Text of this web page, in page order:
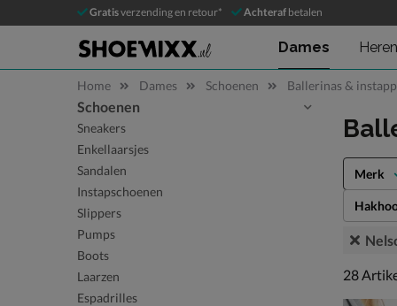
Gratisverzending en retour* Achteraf betalen
Dames Heren
Home Dames Schoenen Ballerinas &
Sla categorieën over
Schoenen
Sneakers
Enkellaarsjes
Sandalen
Instapschoenen
Slippers
Pumps
Boots
Laarzen
Espadrilles
Merk
28
28